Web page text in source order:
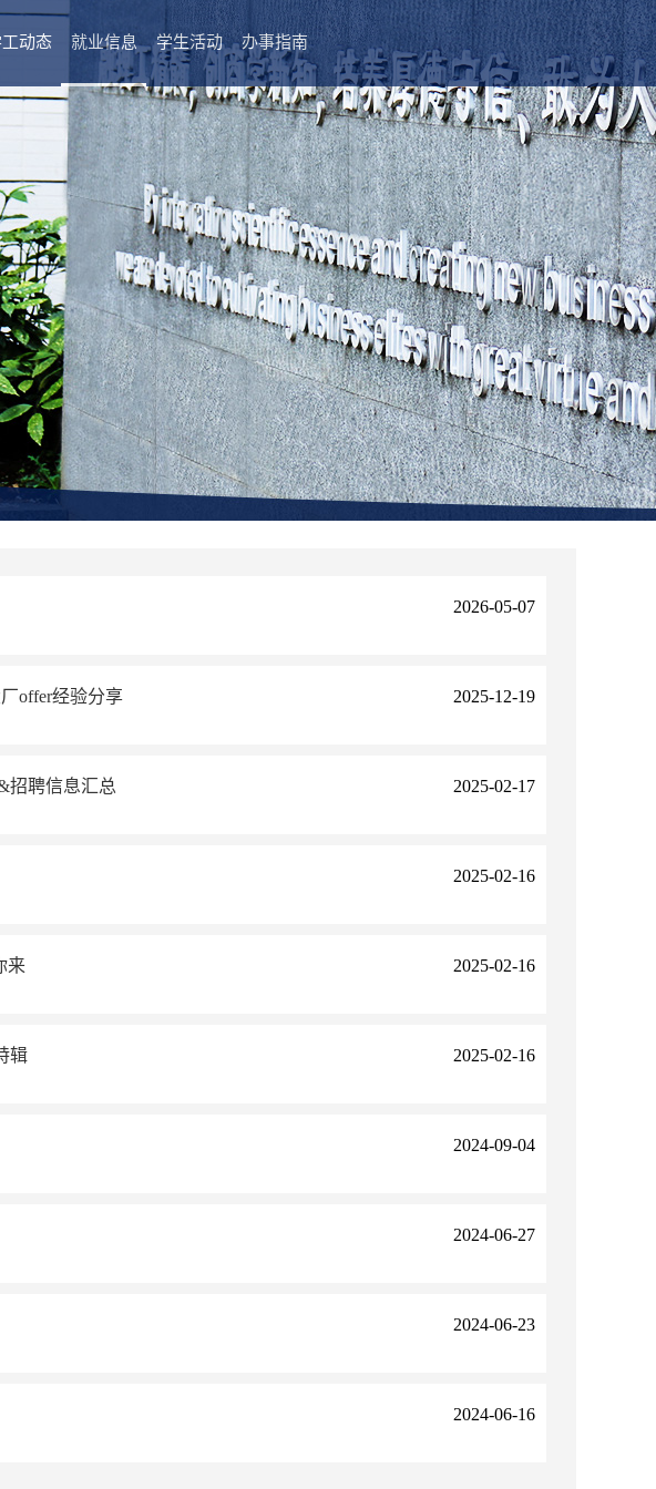
动态 就业信息 学生活动 办事指南
2026-05-07
offer经验分享 2025-12-19
招聘信息汇总 2025-02-17
2025-02-16
来 2025-02-16
辑 2025-02-16
2024-09-04
2024-06-27
2024-06-23
2024-06-16